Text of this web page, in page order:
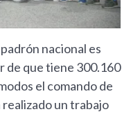
nacional es
de que tiene 300.160
el comando de
realizado un trabajo